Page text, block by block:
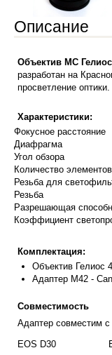
Описание
Объектив МС
разработан на
просветление оптики.
Характеристики:
Фокусное расстояние
Диафрагма
Угол обзора
Количество
Резьба для
Резьба
Разрешающая
Коэффициент
Комплектация:
Объектив Гелиос
Адаптер М42 -
Совместимость
Адаптер совместим
EOS D30